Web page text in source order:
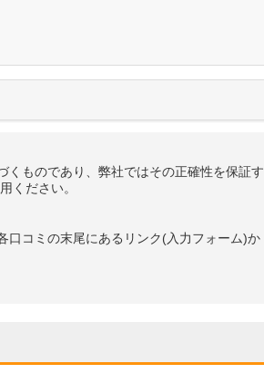
くものであり、弊社ではその正確性を保証す
ください。
口コミの末尾にあるリンク(入力フォーム)か